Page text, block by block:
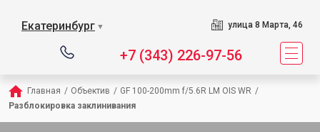
Екатеринбург ▼ улица 8 Марта, 46
+7 (343) 226-97-56
Главная / Объектив / GF 100-200mm f/5.6R LM OIS WR /
Разблокировка заклинивания